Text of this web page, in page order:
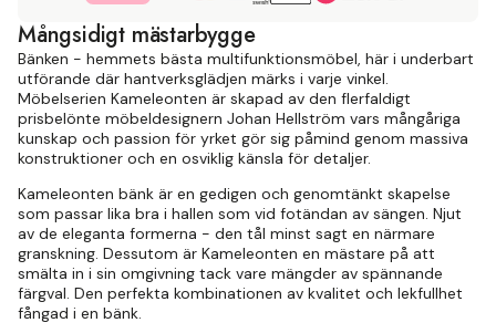
Mångsidigt mästarbygge
Bänken - hemmets bästa multifunktionsmöbel, här i underbart
utförande där hantverksglädjen märks i varje vinkel.
Möbelserien Kameleonten är skapad av den flerfaldigt
prisbelönte möbeldesignern Johan Hellström vars mångåriga
kunskap och passion för yrket gör sig påmind genom massiva
konstruktioner och en osviklig känsla för detaljer.
Kameleonten bänk är en gedigen och genomtänkt skapelse
som passar lika bra i hallen som vid fotändan av sängen. Njut
av de eleganta formerna - den tål minst sagt en närmare
granskning. Dessutom är Kameleonten en mästare på att
smälta in i sin omgivning tack vare mängder av spännande
färgval. Den perfekta kombinationen av kvalitet och lekfullhet
fångad i en bänk.